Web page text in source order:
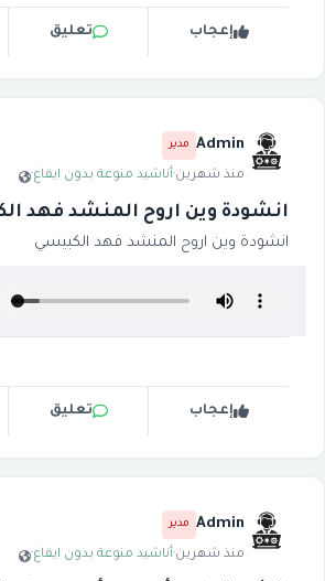
إعجاب تعليق
Admin مدير
منذ شهرين·أناشيد منوعة بدون ايقاع·
انشودة وين اروح المنشد فهد
انشودة وين اروح المنشد فهد الكبيسي
إعجاب تعليق
Admin مدير
منذ شهرين·أناشيد منوعة بدون ايقاع·